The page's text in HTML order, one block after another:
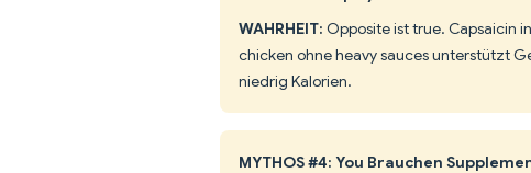
WAHRHEIT: Opposite ist true. Capsaicin
chicken ohne heavy sauces unterstützt
niedrig Kalorien.
MYTHOS #4: You Brauchen